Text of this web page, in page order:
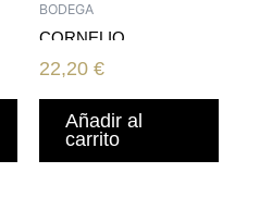
BODEGA
CORNELIO
SELECCION RESERVA
22,20 €
Añadir al
carrito